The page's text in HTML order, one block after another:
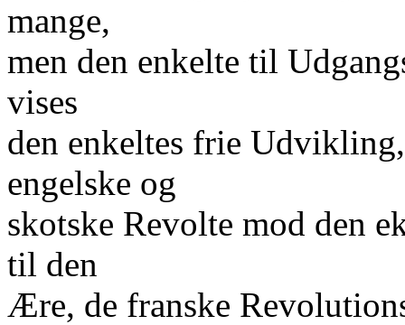
mange,
men den enkelte til
vises
den enkeltes frie
engelske og
skotske Revolte mod den
til den
Ære, de franske